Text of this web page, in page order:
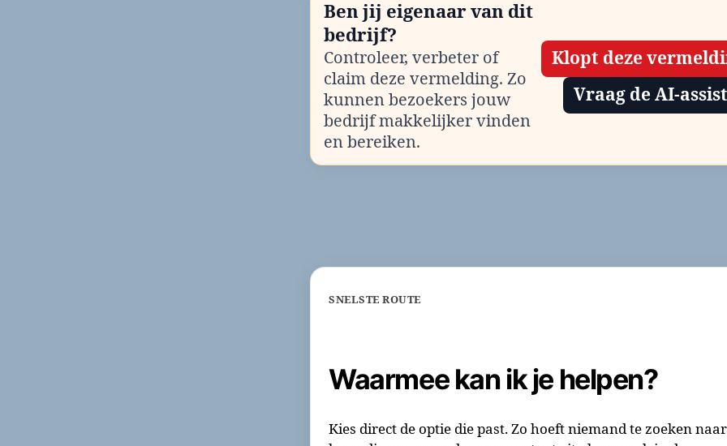
Ben jij eigenaar van dit
bedrijf?
Controleer, verbeter of
claim deze vermelding. Zo
kunnen bezoekers jouw
bedrijf makkelijker vinden
en bereiken.
Klopt deze
Vraag de AI-
SNELSTE ROUTE
Waarmee kan ik je helpen?
Kies direct de optie die past. Zo hoeft niemand te zoeken